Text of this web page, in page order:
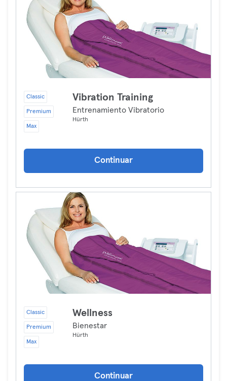
Classic
Premium
Max
Vibration Training
Entrenamiento Vibratorio
Hürth
Continuar
Classic
Premium
Max
Wellness
Bienestar
Hürth
Continuar